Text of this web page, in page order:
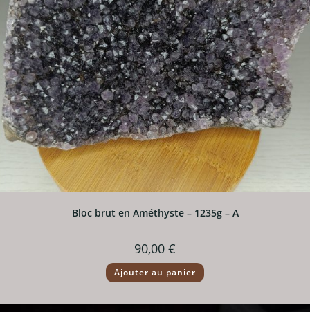
Bloc brut en Améthyste – 1235g – A
90,00 €
Ajouter au panier